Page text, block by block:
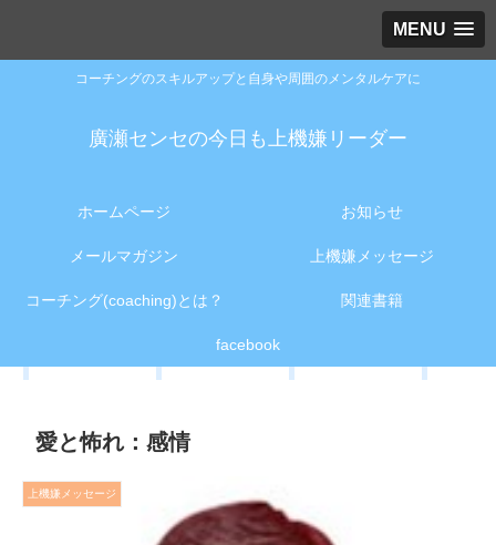
MENU
コーチングのスキルアップと自身や周囲のメンタルケアに
廣瀬センセの今日も上機嫌リーダー
ホームページ お知らせ
メールマガジン 上機嫌メッセージ
コーチング(coaching)とは？ 関連書籍
facebook
愛と怖れ：感情
上機嫌メッセージ